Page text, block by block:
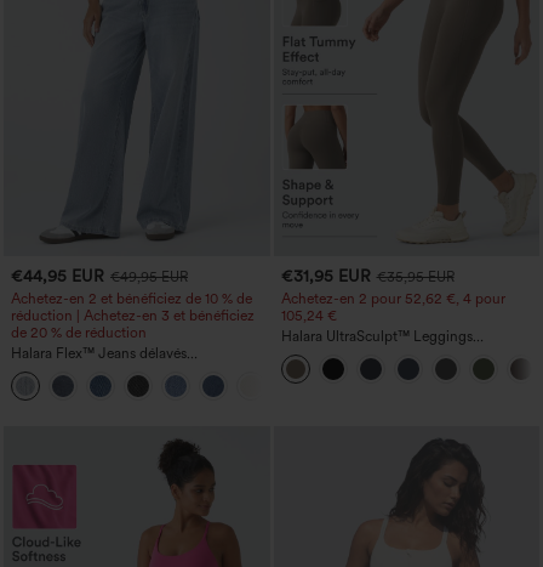
€44,95 EUR €49,95 EUR
Achetez-en 2 et bénéficiez de 10 % de
réduction | Achetez-en 3 et bénéficiez
de 20 % de réduction
Halara Flex™ Jeans délavés
décontractés, coupe baggy à jambe
large, taille basse asymétrique, poches
zippées
€31,95 EUR €35,95 EUR
Achetez-en 2 pour 52,62 €, 4 pour
105,24 €
Halara UltraSculpt™ Leggings
d'entraînement sculptants taille haute,
effet ventre plat, avec poche